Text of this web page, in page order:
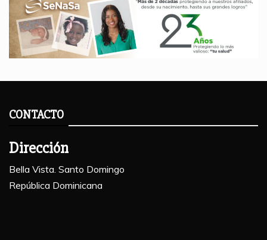
CONTACTO
Dirección
Bella Vista. Santo Domingo
República Dominicana